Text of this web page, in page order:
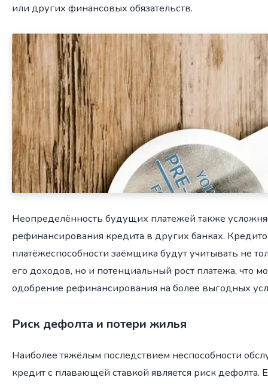
или других финансовых обязательств.
Неопределённость будущих платежей также
рефинансирования кредита в других банках.
платёжеспособности заёмщика будут учитывать не
его доходов, но и потенциальный рост платежа, что
одобрение рефинансирования на более выгодных
Риск дефолта и потери жилья
Наиболее тяжёлым последствием неспособности
кредит с плавающей ставкой является риск дефолта.